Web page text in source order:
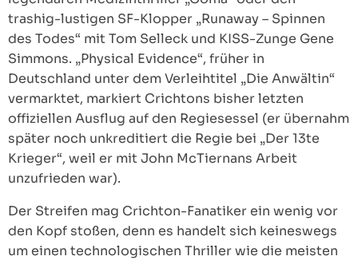
trashig-lustigen SF-Klopper „Runaway – Spinnen
des Todes“ mit Tom Selleck und KISS-Zunge Gene
Simmons. „Physical Evidence“, früher in
Deutschland unter dem Verleihtitel „Die Anwältin“
vermarktet, markiert Crichtons bisher letzten
offiziellen Ausflug auf den Regiesessel (er übernahm
später noch unkreditiert die Regie bei „Der 13te
Krieger“, weil er mit John McTiernans Arbeit
unzufrieden war).
Der Streifen mag Crichton-Fanatiker ein wenig vor
den Kopf stoßen, denn es handelt sich keineswegs
um einen technologischen Thriller wie die meisten